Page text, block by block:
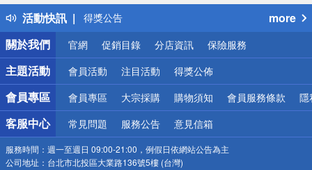
活動快訊
得獎公告
熱門話題
銀行優惠
偏遠地區配送
詐騙網頁！請小心！
more
關於我們
官網 促銷目錄 分店資訊 保險服務
主題活動 會員活動 注目活動 得獎公佈
會員專區 會員專區 大宗採購 購物須知 會員服務條款 隱
客服中心 常見問題 服務公告 意見信箱
服務時間： 週一至週日 09:00-21:00，例假日依網站公告為主
公司地址： 台北市北投區大業路136號5樓 (台灣)